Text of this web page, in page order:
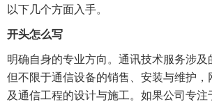
以下几个方面入手。
开头怎么写
明确自身的专业方向。通讯技术服务涉及
但不限于通信设备的销售、安装与维护，
及通信工程的设计与施工。如果公司专注